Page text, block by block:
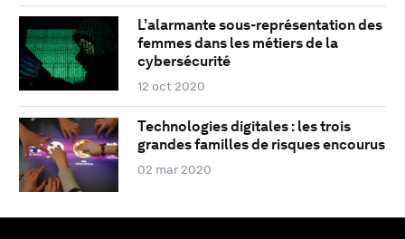
L’alarmante sous-représentation des
femmes dans les métiers de la
cybersécurité
12 oct 2020
Technologies digitales : les trois
grandes familles de risques encourus
02 mar 2020